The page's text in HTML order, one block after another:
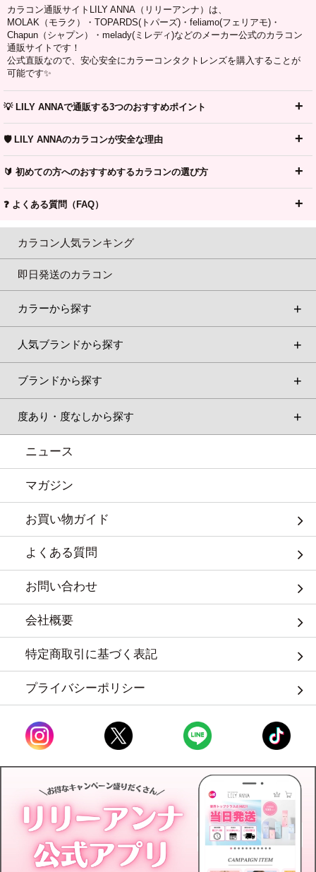
カラコン通販サイトLILY ANNA（リリーアンナ）は、
MOLAK（モラク）・TOPARDS(トパーズ)・feliamo(フェリアモ)・
Chapun（シャプン）・melady(ミレディ)などのメーカー公式のカラコン
通販サイトです！
公式直販なので、安心安全にカラーコンタクトレンズを購入することが
可能です✨
💡 LILY ANNAで通販する3つのおすすめポイント
🛡️ LILY ANNAのカラコンが安全な理由
🔰 初めての方へのおすすめするカラコンの選び方
❓ よくある質問（FAQ）
カラコン人気ランキング
即日発送のカラコン
カラーから探す
人気ブランドから探す
ブランドから探す
度あり・度なしから探す
ニュース
マガジン
お買い物ガイド
よくある質問
お問い合わせ
会社概要
特定商取引に基づく表記
プライバシーポリシー